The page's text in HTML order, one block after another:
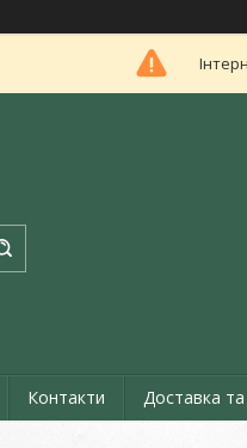
Контакти Доставка